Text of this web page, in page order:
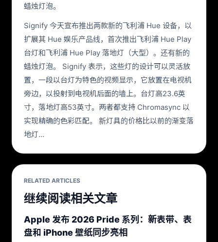
蜡烛灯泡。
Signify 今天宣布推出两款新的飞利浦 Hue 设备，以
扩展其 Hue 娱乐产品线，首次推出飞利浦 Hue Play
台灯和飞利浦 Hue Play 落地灯（大型）。还有新的
蜡烛灯泡。 Signify 表示，这些灯的设计可以灵活放
置，一段以台灯为特色的视频显示，它放置在电视机
旁边，以投射到电视机后面的墙上。台灯高23.6英
寸，落地灯高53英寸。两者都支持 Chromasync 以
实现精确的色彩匹配。 新灯具的价格比以前的渐变落
地灯…
RELATED ARTICLES
继续阅读相关文章
Apple 发布 2026 Pride 系列：新表带、表
盘和 iPhone 壁纸同步亮相